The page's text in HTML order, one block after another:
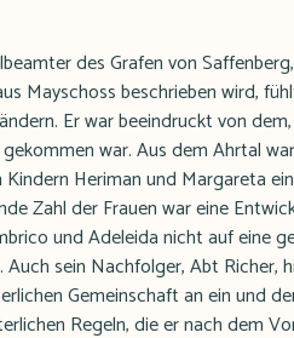
des Grafen von
Mayschoss beschrieben wird,
Er war beeindruckt von
war. Aus dem Ahrtal
Kindern Heriman und Margareta
Zahl der Frauen war eine
und Adeleida nicht auf eine
Auch sein Nachfolger, Abt
Gemeinschaft an ein und
Regeln, die er nach dem